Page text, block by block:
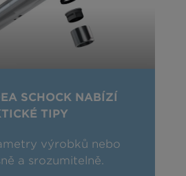
SCHOCK NABÍZÍ
TIPY
výrobků nebo
a srozumitelně.